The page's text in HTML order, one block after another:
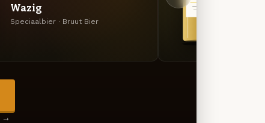
Wazig
Speciaalbier · Bruut Bier
→